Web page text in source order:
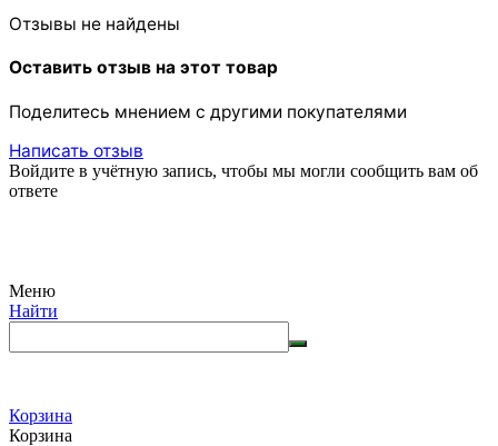
Отзывы не найдены
Оставить отзыв на этот товар
Поделитесь мнением с другими покупателями
Написать отзыв
Войдите в учётную запись, чтобы мы могли сообщить вам об
ответе
Меню
Найти
Корзина
Корзина